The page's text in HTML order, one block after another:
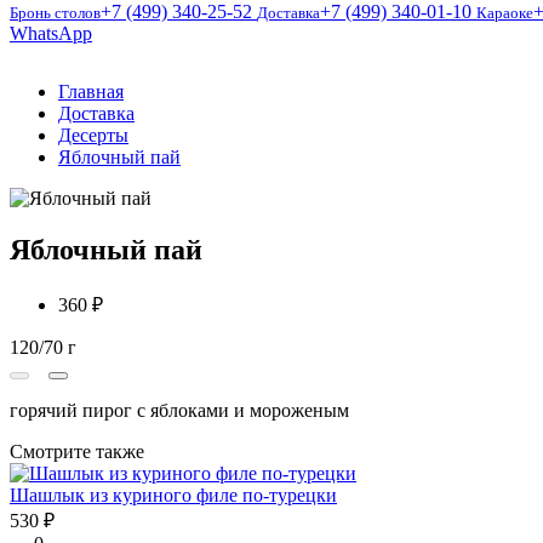
Бронь столов+7 (499) 340-25-52 Доставка+7 (499) 340-01-10 Караоке
WhatsApp
Главная
Доставка
Десерты
Яблочный пай
Яблочный пай
360 ₽
120/70 г
горячий пирог с яблоками и мороженым
Смотрите также
Шашлык из куриного филе по-турецки
530 ₽